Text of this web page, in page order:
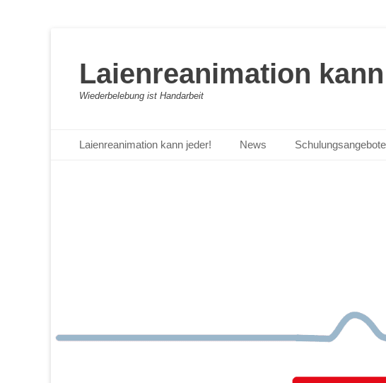
Laienreanimation
Wiederbelebung ist Handarbeit
Primäres Menü
Inhalt
Laienreanimation kann jeder! News Schulungsangebote